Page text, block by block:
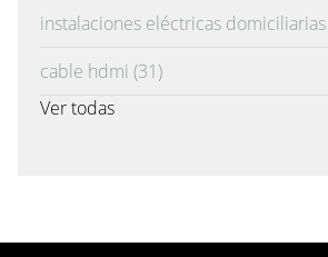
instalaciones eléctricas domiciliarias
cable hdmi (31)
Ver todas